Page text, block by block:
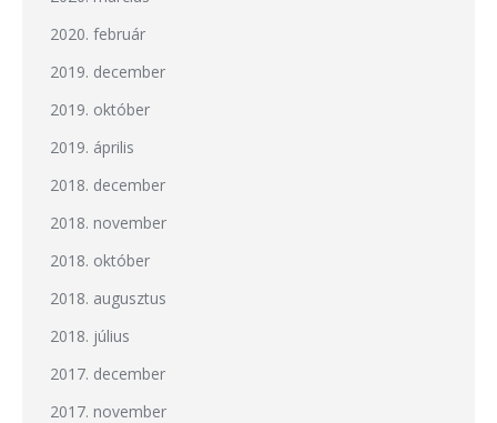
2020. február
2019. december
2019. október
2019. április
2018. december
2018. november
2018. október
2018. augusztus
2018. július
2017. december
2017. november